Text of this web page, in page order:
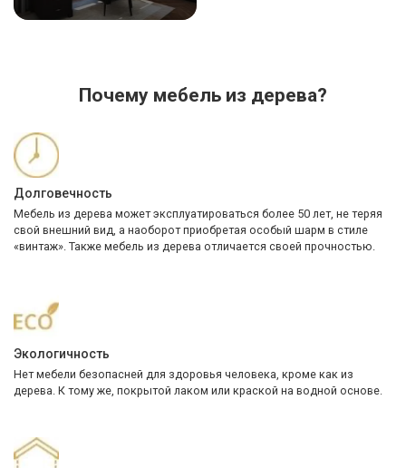
Почему мебель из дерева?
Долговечность
Мебель из дерева может эксплуатироваться более 50 лет, не теряя
свой внешний вид, а наоборот приобретая особый шарм в стиле
«винтаж». Также мебель из дерева отличается своей прочностью.
Экологичность
Нет мебели безопасней для здоровья человека, кроме как из
дерева. К тому же, покрытой лаком или краской на водной основе.